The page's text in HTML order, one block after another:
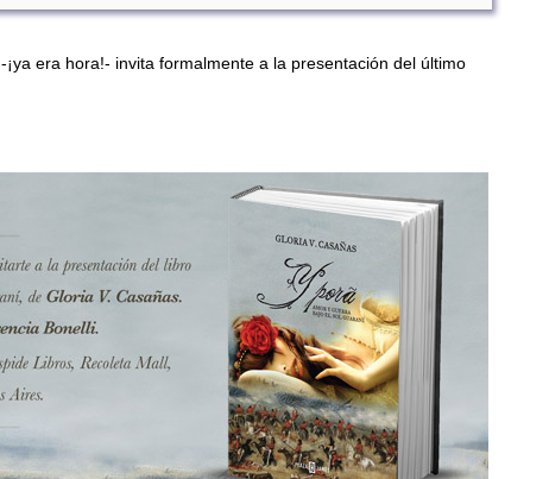
-¡ya era hora!- invita formalmente a la presentación del último